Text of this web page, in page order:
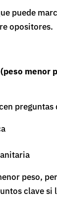
puede
opositores.
menor
preguntas
peso,
clave si